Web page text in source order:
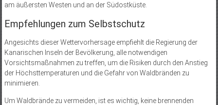
am äußersten Westen und an der Südostküste.
Empfehlungen zum Selbstschutz
Angesichts dieser Wettervorhersage empfiehlt die Regierung der
Kanarischen Inseln der Bevölkerung, alle notwendigen
Vorsichtsmaßnahmen zu treffen, um die Risiken durch den Anstieg
der Höchsttemperaturen und die Gefahr von Waldbränden zu
minimieren.
Um Waldbrände zu vermeiden, ist es wichtig, keine brennenden